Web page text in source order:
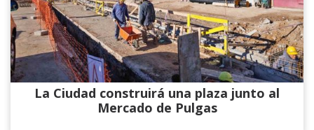
La Ciudad construirá una plaza junto al
Mercado de Pulgas